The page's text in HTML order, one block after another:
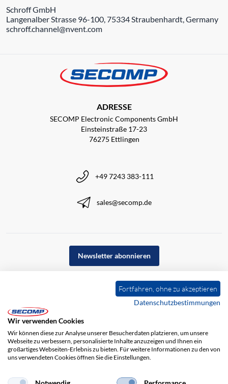
Schroff GmbH
Langenalber Strasse 96-100, 75334 Straubenhardt, Germany
schroff.channel@nvent.com
ADRESSE
SECOMP Electronic Components GmbH
Einsteinstraße 17-23
76275 Ettlingen
+49 7243 383-111
sales@secomp.de
Newsletter abonnieren
Impressum Haftungsausschluss
Fortfahren, ohne zu akzeptieren
Datenschutzbestimmungen
Wir verwenden Cookies
Wir können diese zur Analyse unserer Besucherdaten platzieren, um unsere
Webseite zu verbessern, personalisierte Inhalte anzuzeigen und Ihnen ein
großartiges Webseiten-Erlebnis zu bieten. Für weitere Informationen zu den von
uns verwendeten Cookies öffnen Sie die Einstellungen.